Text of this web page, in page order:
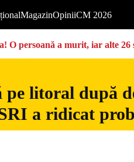
MagazinOpiniiCM 2026
O persoană a murit, iar alte
litoral după
a ridicat